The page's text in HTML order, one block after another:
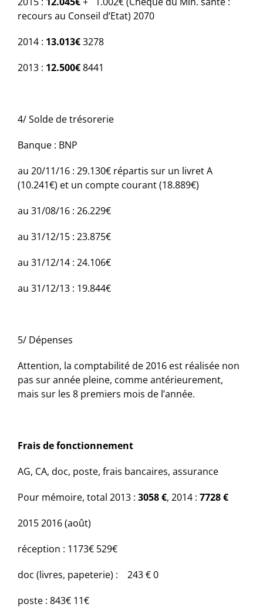
recours au Conseil d’Etat) 2070
2014 : 13.013€3278
2013 : 12.500€8441
4/ Solde de trésorerie
Banque : BNP
au 20/11/16 : 29.130€ répartis sur un livret A
(10.241€) et un compte courant (18.889€)
au 31/08/16 : 26.229€
au 31/12/15 : 23.875€
au 31/12/14 : 24.106€
au 31/12/13 : 19.844€
5/ Dépenses
Attention, la comptabilité de 2016 est réalisée non
pas sur année pleine, comme antérieurement,
mais sur les 8 premiers mois de l’année.
Frais de fonctionnement
AG, CA, doc, poste, frais bancaires, assurance
Pour mémoire, total 2013 : 3058 €, 2014 : 7728 €
20152016 (août)
réception : 1173€ 529€
doc (livres, papeterie) :
243 €0
poste : 843€ 11€